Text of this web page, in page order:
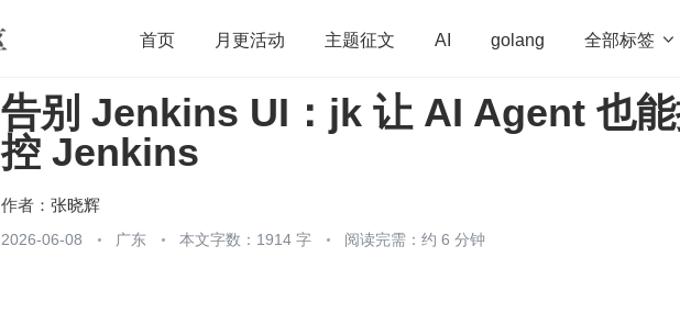
首页 月更活动 主题征文 AI golang 全部标签 
开源 架构 OpenHarmony 算法 学习方法 Web3.0 高
团队管理 程序员
告别 Jenkins UI：jk 让 AI Agent 也
控 Jenkins
作者： 张晓辉
2026-06-08 广东 本文字数：1914 字 阅读完需：约 6 分钟